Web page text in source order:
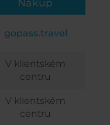
Nákup
gopass.travel
V klientském
centru
V klientském
centru